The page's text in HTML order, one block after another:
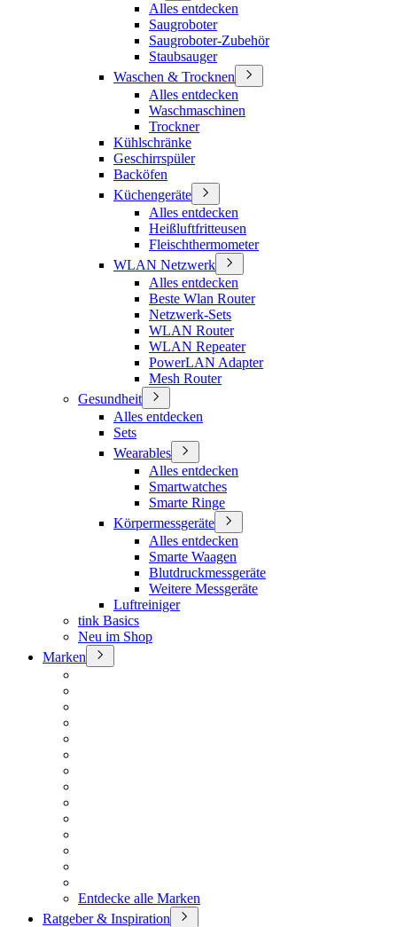
Alles entdecken
Saugroboter
Saugroboter-Zubehör
Staubsauger
Waschen & Trocknen
Alles entdecken
Waschmaschinen
Trockner
Kühlschränke
Geschirrspüler
Backöfen
Küchengeräte
Alles entdecken
Heißluftfritteusen
Fleischthermometer
WLAN Netzwerk
Alles entdecken
Beste Wlan Router
Netzwerk-Sets
WLAN Router
WLAN Repeater
PowerLAN Adapter
Mesh Router
Gesundheit
Alles entdecken
Sets
Wearables
Alles entdecken
Smartwatches
Smarte Ringe
Körpermessgeräte
Alles entdecken
Smarte Waagen
Blutdruckmessgeräte
Weitere Messgeräte
Luftreiniger
tink Basics
Neu im Shop
Marken
Entdecke alle Marken
Ratgeber & Inspiration